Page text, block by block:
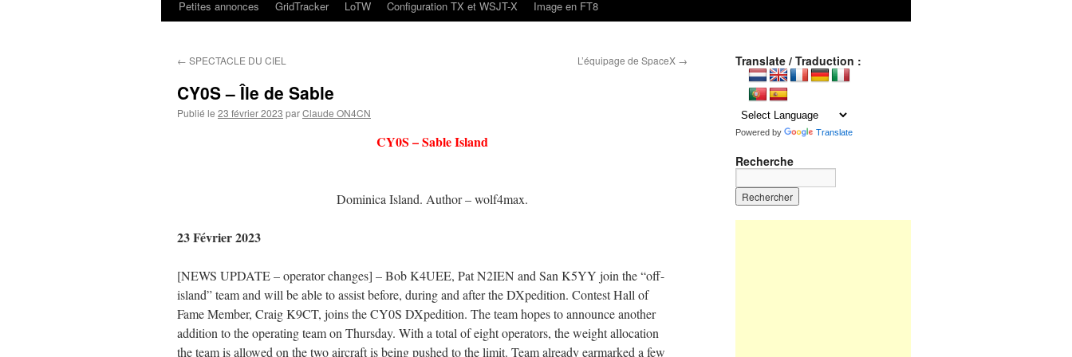
Petites annonces GridTracker LoTW Configuration TX et WSJT-X Image en FT8
← SPECTACLE DU CIEL L’équipage de SpaceX →
CY0S – Île de Sable
Publié le 23 février 2023 parClaude ON4CN
CY0S – Sable Island
Dominica Island. Author – wolf4max.
23 Février 2023
[NEWS UPDATE – operator changes] – Bob K4UEE, Pat N2IEN and San K5YY join the “off-
island” team and will be able to assist before, during and after the DXpedition. Contest Hall of
Fame Member, Craig K9CT, joins the CY0S DXpedition. The team hopes to announce another
addition to the operating team on Thursday. With a total of eight operators, the weight allocation
the team is allowed on the two aircraft is being pushed to the limit. Team already earmarked a few
Translate / Traduction :
Powered by Translate
Recherche